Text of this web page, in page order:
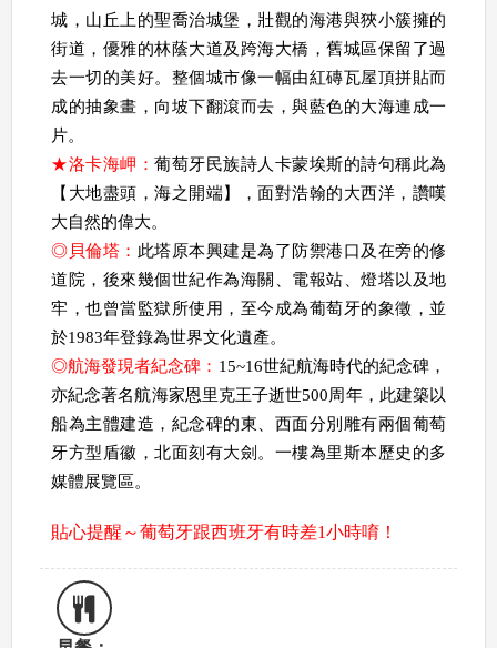
城，山丘上的聖喬治城堡，壯觀的海港與狹小簇擁的
街道，優雅的林蔭大道及跨海大橋，舊城區保留了過
去一切的美好。整個城市像一幅由紅磚瓦屋頂拼貼而
成的抽象畫，向坡下翻滾而去，與藍色的大海連成一
片。
★洛卡海岬： 葡萄牙民族詩人卡蒙埃斯的詩句稱此為
【大地盡頭，海之開端】，面對浩翰的大西洋，讚嘆
大自然的偉大。
◎ 貝倫塔： 此塔原本興建是為了防禦港口及在旁的修
道院，後來幾個世紀作為海關、電報站、燈塔以及地
牢，也曾當監獄所使用，至今成為葡萄牙的象徵，並
於1983年登錄為世界文化遺產。
◎航海發現者紀念碑： 15~16世紀航海時代的紀念碑，
亦紀念著名航海家恩里克王子逝世500周年，此建築以
船為主體建造，紀念碑的東、西面分別雕有兩個葡萄
牙方型盾徽，北面刻有大劍。一樓為里斯本歷史的多
媒體展覽區。
貼心提醒～葡萄牙跟西班牙有時差1小時唷！